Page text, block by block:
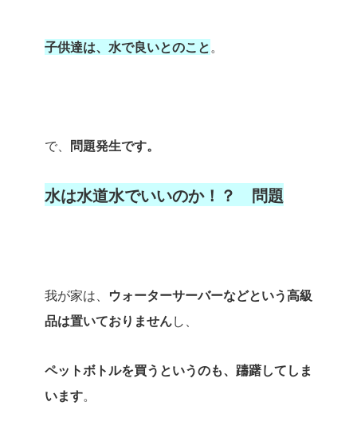
子供達は、水で良いとのこと。
で、 問題発生です。
水は水道水でいいのか！？ 問題
我が家は、 ウォーターサーバーなどという高級
品は置いておりませんし、
ペットボトルを買うというのも、躊躇してしま
います。